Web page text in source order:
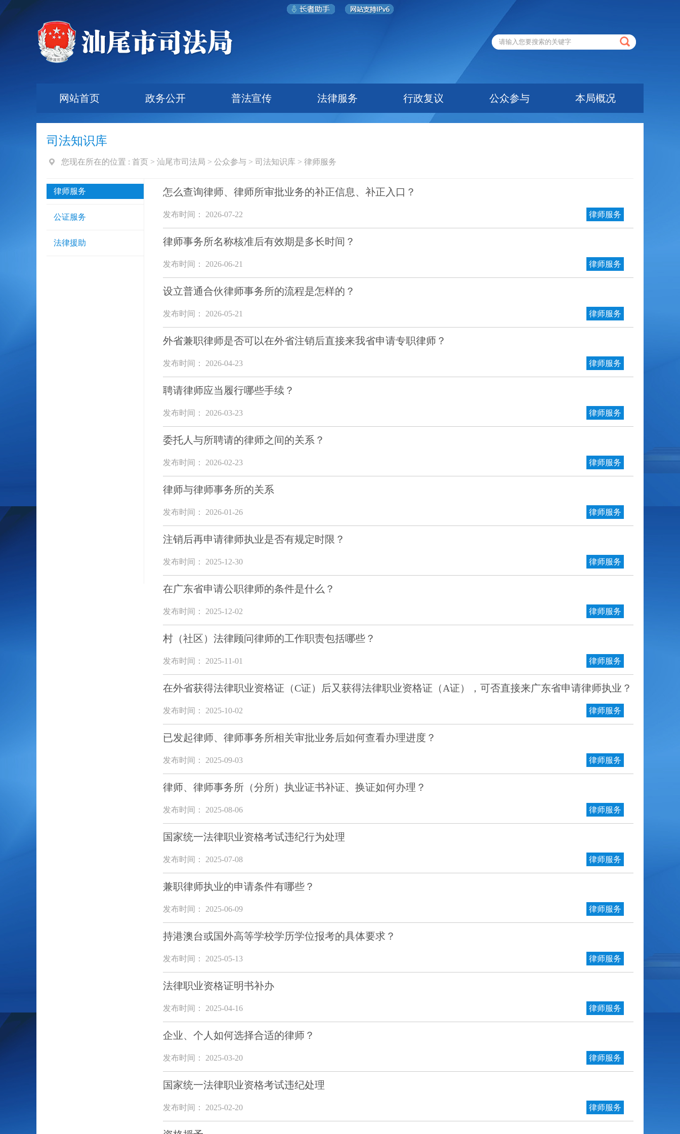
网站首页 政务公开 普法宣传 法律服务 行政复议 公众参与 本局概况
司法知识库
您现在所在的位置 : 首页 > 汕尾市司法局 > 公众参与 > 司法知识库 > 律师服务
律师服务
公证服务
法律援助
怎么查询律师、律师所审批业务的补正信息、补正入口？
发布时间： 2026-07-22 律师服务
律师事务所名称核准后有效期是多长时间？
发布时间： 2026-06-21 律师服务
设立普通合伙律师事务所的流程是怎样的？
发布时间： 2026-05-21 律师服务
外省兼职律师是否可以在外省注销后直接来我省申请专职律师？
发布时间： 2026-04-23 律师服务
聘请律师应当履行哪些手续？
发布时间： 2026-03-23 律师服务
委托人与所聘请的律师之间的关系？
发布时间： 2026-02-23 律师服务
律师与律师事务所的关系
发布时间： 2026-01-26 律师服务
注销后再申请律师执业是否有规定时限？
发布时间： 2025-12-30 律师服务
在广东省申请公职律师的条件是什么？
发布时间： 2025-12-02 律师服务
村（社区）法律顾问律师的工作职责包括哪些？
发布时间： 2025-11-01 律师服务
在外省获得法律职业资格证（C证）后又获得法律职业资格证（A证），可否直接来广东省申请律师执业？
发布时间： 2025-10-02 律师服务
已发起律师、律师事务所相关审批业务后如何查看办理进度？
发布时间： 2025-09-03 律师服务
律师、律师事务所（分所）执业证书补证、换证如何办理？
发布时间： 2025-08-06 律师服务
国家统一法律职业资格考试违纪行为处理
发布时间： 2025-07-08 律师服务
兼职律师执业的申请条件有哪些？
发布时间： 2025-06-09 律师服务
持港澳台或国外高等学校学历学位报考的具体要求？
发布时间： 2025-05-13 律师服务
法律职业资格证明书补办
发布时间： 2025-04-16 律师服务
企业、个人如何选择合适的律师？
发布时间： 2025-03-20 律师服务
国家统一法律职业资格考试违纪处理
发布时间： 2025-02-20 律师服务